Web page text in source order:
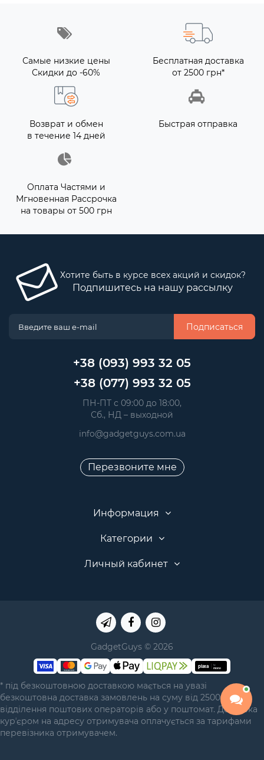
Самые низкие цены
Скидки до -60%
Бесплатная доставка
от 2500 грн*
Возврат и обмен
в течение 14 дней
Быстрая отправка
Оплата Частями и
Мгновенная Рассрочка
на товары от 500 грн
Хотите быть в курсе всех акций и скидок?
Подпишитесь на нашу рассылку
Подписаться
+38 (093) 993 32 05
+38 (077) 993 32 05
ПН-ПТ с 09:00 до 18:00,
Сб., НД – выходной
info@gadgetguys.com.ua
Перезвоните мне
Информация
Категории
Личный кабинет
GadgetGuys © 2026
* під безкоштовною доставкою мається на увазі
безкоштовна доставка замовлень на суму від 2500 грн у
відділення поштових операторів або у поштомат. Доставка
курʼєром на адресу отримувача оплачується за тарифами
перевізника отримувачем.